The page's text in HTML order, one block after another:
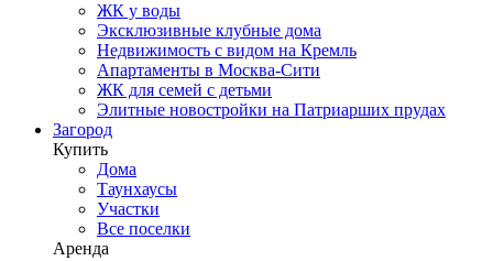
ЖК у воды
Эксклюзивные клубные дома
Недвижимость с видом на Кремль
Апартаменты в Москва-Сити
ЖК для семей с детьми
Элитные новостройки на Патриарших прудах
Загород
Купить
Дома
Таунхаусы
Участки
Все поселки
Аренда